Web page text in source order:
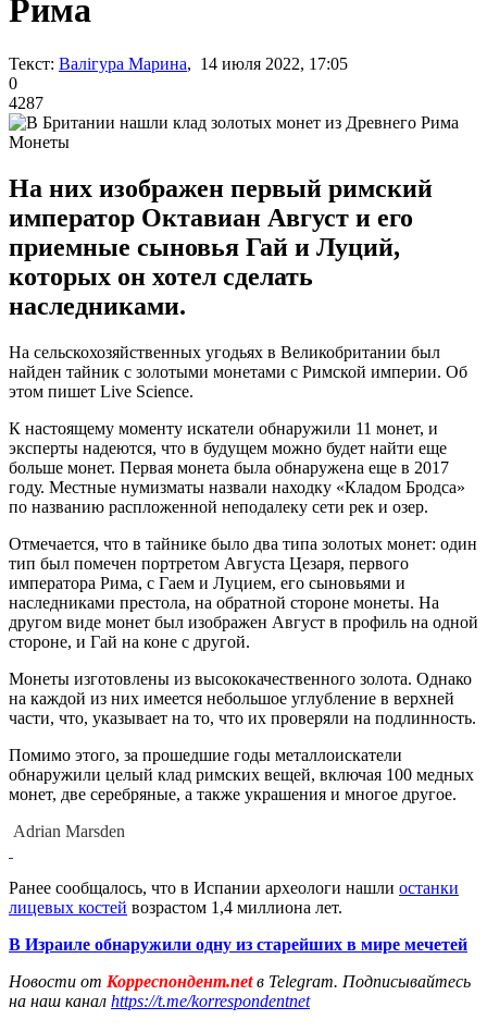
Рима
Текст: Валігура Марина, 14 июля 2022, 17:05
0
4287
Монеты
На них изображен первый римский
император Октавиан Август и его
приемные сыновья Гай и Луций,
которых он хотел сделать
наследниками.
На сельскохозяйственных угодьях в Великобритании был
найден тайник с золотыми монетами с Римской империи. Об
этом пишет Live Science.
К настоящему моменту искатели обнаружили 11 монет, и
эксперты надеются, что в будущем можно будет найти еще
больше монет. Первая монета была обнаружена еще в 2017
году. Местные нумизматы назвали находку «Кладом Бродса»
по названию распложенной неподалеку сети рек и озер.
Отмечается, что в тайнике было два типа золотых монет: один
тип был помечен портретом Августа Цезаря, первого
императора Рима, с Гаем и Луцием, его сыновьями и
наследниками престола, на обратной стороне монеты. На
другом виде монет был изображен Август в профиль на одной
стороне, и Гай на коне с другой.
Монеты изготовлены из высококачественного золота. Однако
на каждой из них имеется небольшое углубление в верхней
части, что, указывает на то, что их проверяли на подлинность.
Помимо этого, за прошедшие годы металлоискатели
обнаружили целый клад римских вещей, включая 100 медных
монет, две серебряные, а также украшения и многое другое.
Adrian Marsden
Ранее сообщалось, что в Испании археологи нашли останки
лицевых костей возрастом 1,4 миллиона лет.
В Израиле обнаружили одну из старейших в мире мечетей
Новости от Корреспондент.netв Telegram. Подписывайтесь
на наш канал https://t.me/korrespondentnet